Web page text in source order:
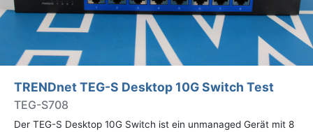
TRENDnet TEG-S Desktop 10G Switch Test
TEG-S708
Der TEG-S Desktop 10G Switch ist ein unmanaged Gerät mit 8